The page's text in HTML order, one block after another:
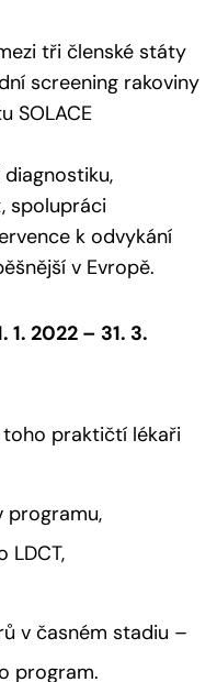
tři členské státy
screening rakoviny
SOLACE
spolupráci
k odvykání
v Evropě.
2022 – 31. 3.
toho praktičtí lékaři
programu,
LDCT,
v časném stadiu –
program.